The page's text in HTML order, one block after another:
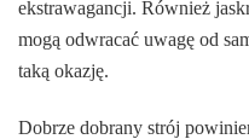
ekstrawagancji. Również
mogą odwracać uwagę od
taką okazję.
Dobrze dobrany strój